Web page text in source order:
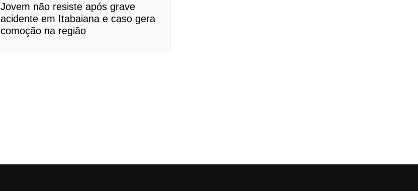
Jovem não resiste após grave
acidente em Itabaiana e caso gera
comoção na região